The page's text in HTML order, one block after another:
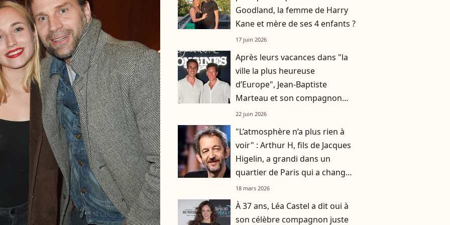
Goodland, la femme de Harry
Kane et mère de ses 4 enfants ?
17 juin 2026
Après leurs vacances dans "la
ville la plus heureuse
d’Europe", Jean-Baptiste
Marteau et son compagnon
Jean s’affichent à un événement
22 juin 2026
"L’atmosphère n’a plus rien à
voir" : Arthur H, fils de Jacques
Higelin, a grandi dans un
quartier de Paris qui a changé
du tout au tout
18 mars 2026
À 37 ans, Léa Castel a dit oui à
son célèbre compagnon juste